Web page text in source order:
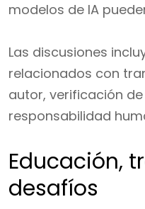
modelos de IA
Las discusiones
relacionados con
autor, verificación
responsabilidad
Educación,
desafíos